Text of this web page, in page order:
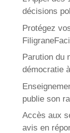
décisions
Protégez
Parution du
démocratie
publie son
Accès aux
avis en